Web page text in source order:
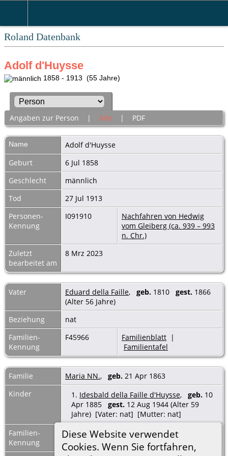
Roland Datenbank
Diese Website verwendet
Cookies. Wenn Sie fortfahren,
Adolf d'Huysse
1858 - 1913 (55 Jahre)
Angaben zur Person | Alle | PDF
Name Adolf d'Huysse
Geburt
6 Jul 1858
Geschlecht
männlich
Tod
27 Jul 1913
Personen-
Kennung
I091910
Nachfahren von Hedwig
vom Gleiberg (ca. 939 – 993
n. Chr.)
Zuletzt
bearbeitet am
8 Mrz 2023
Vater Eduard della Faille, geb. 1810 gest. 1866
(Alter 56 Jahre)
Beziehung
nat
Familien-
Kennung
F45966 Familienblatt |
Familientafel
Familie Maria NN., geb. 21 Apr 1863
Kinder
1. Idesbald della Faille d'Huysse, geb. 10
Apr 1885 gest. 12 Aug 1944 (Alter 59
Jahre) [Vater: nat] [Mutter: nat]
Familien-
Kennung
F45965 Familienblatt|
Familientafel